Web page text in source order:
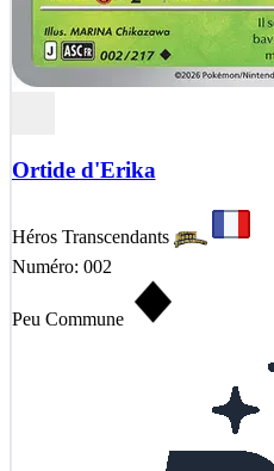
Ortide d'Erika
Héros Transcendants
Numéro: 002
Peu Commune